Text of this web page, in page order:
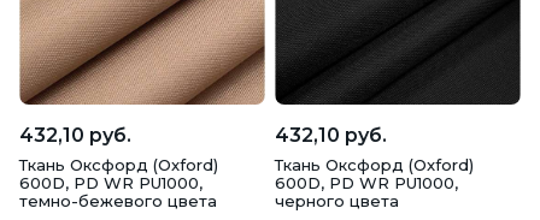
432,10 руб.
Ткань Оксфорд (Oxford)
600D, PD WR PU1000,
темно-бежевого цвета
432,10 руб.
Ткань Оксфорд (Oxford)
600D, PD WR PU1000,
черного цвета